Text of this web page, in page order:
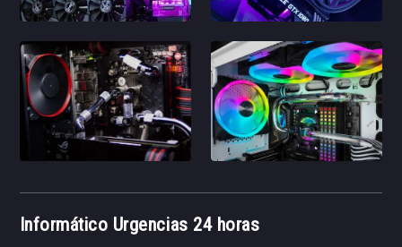
Informático Urgencias 24 horas